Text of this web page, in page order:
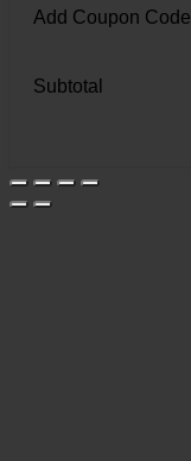
Add Coupon Code
Subtotal